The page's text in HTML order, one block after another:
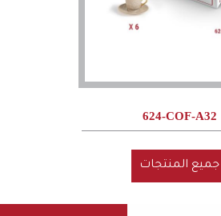
624-COF-A32
جميع المنتجات